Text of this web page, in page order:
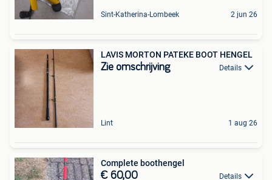
Sint-Katherina-Lombeek 2 jun 26
LAVIS MORTON PATEKE BOOT HENGEL
Zie omschrijving Details
Lint 1 aug 26
Complete boothengel
€ 60,00 Details